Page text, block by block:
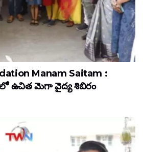
Manam Saitam :
ఉచిత మెగా వైద్య శిబిరం